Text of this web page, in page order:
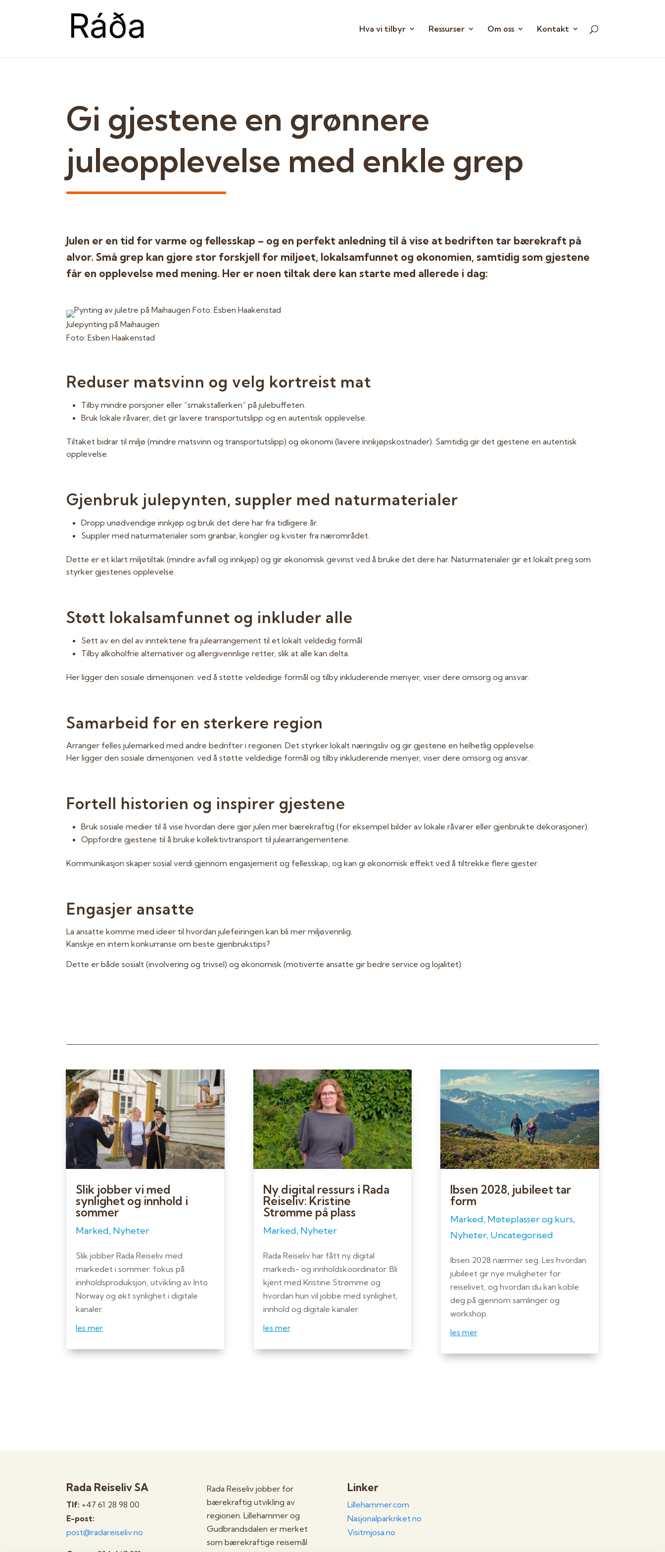
Hva vi tilbyr Ressurser Om oss Kontakt
Gi gjestene en grønnere
juleopplevelse med enkle grep
Julen er en tid for varme og fellesskap – og en perfekt anledning til å vise at bedriften tar bærekraft på
alvor. Små grep kan gjøre stor forskjell for miljøet, lokalsamfunnet og økonomien, samtidig som gjestene
får en opplevelse med mening. Her er noen tiltak dere kan starte med allerede i dag:
Julepynting på Maihaugen
Foto: Esben Haakenstad
Reduser matsvinn og velg kortreist mat
Tilby mindre porsjoner eller “smakstallerken” på julebuffeten.
Bruk lokale råvarer, det gir lavere transportutslipp og en autentisk opplevelse.
Tiltaket bidrar til miljø (mindre matsvinn og transportutslipp) og økonomi (lavere innkjøpskostnader). Samtidig gir det gjestene en autentisk
opplevelse.
Gjenbruk julepynten, suppler med naturmaterialer
Dropp unødvendige innkjøp og bruk det dere har fra tidligere år.
Suppler med naturmaterialer som granbar, kongler og kvister fra nærområdet.
Dette er et klart miljøtiltak (mindre avfall og innkjøp) og gir økonomisk gevinst ved å bruke det dere har. Naturmaterialer gir et lokalt preg som
styrker gjestenes opplevelse.
Støtt lokalsamfunnet og inkluder alle
Sett av en del av inntektene fra julearrangement til et lokalt veldedig formål
Tilby alkoholfrie alternativer og allergivennlige retter, slik at alle kan delta.
Her ligger den sosiale dimensjonen: ved å støtte veldedige formål og tilby inkluderende menyer, viser dere omsorg og ansvar.
Samarbeid for en sterkere region
Arranger felles julemarked med andre bedrifter i regionen. Det styrker lokalt næringsliv og gir gjestene en helhetlig opplevelse.
Her ligger den sosiale dimensjonen: ved å støtte veldedige formål og tilby inkluderende menyer, viser dere omsorg og ansvar.
Fortell historien og inspirer gjestene
Bruk sosiale medier til å vise hvordan dere gjør julen mer bærekraftig (for eksempel bilder av lokale råvarer eller gjenbrukte dekorasjoner).
Oppfordre gjestene til å bruke kollektivtransport til julearrangementene.
Kommunikasjon skaper sosial verdi gjennom engasjement og fellesskap, og kan gi økonomisk effekt ved å tiltrekke flere gjester.
Engasjer ansatte
La ansatte komme med ideer til hvordan julefeiringen kan bli mer miljøvennlig.
Kanskje en intern konkurranse om beste gjenbrukstips?
Dette er både sosialt (involvering og trivsel) og økonomisk (motiverte ansatte gir bedre service og lojalitet).
Slik jobber vi med
synlighet og innhold i
sommer
Marked, Nyheter
Slik jobber Rada Reiseliv med
markedet i sommer: fokus på
innholdsproduksjon, utvikling av Into
Norway og økt synlighet i digitale
kanaler.
les mer
Ny digital ressurs i Rada
Reiseliv: Kristine
Strømme på plass
Marked, Nyheter
Rada Reiseliv har fått ny digital
markeds- og innholdskoordinator. Bli
kjent med Kristine Strømme og
hvordan hun vil jobbe med synlighet,
innhold og digitale kanaler.
les mer
Ibsen 2028, jubileet tar
form
Marked, Møteplasser og kurs,
Nyheter, Uncategorised
Ibsen 2028 nærmer seg. Les hvordan
jubileet gir nye muligheter for
reiselivet, og hvordan du kan koble
deg på gjennom samlinger og
workshop.
les mer
Rada Reiseliv SA
Tlf: +47 61 28 98 00
E-post:
post@radareiseliv.no
Rada Reiseliv jobber for
bærekraftig utvikling av
regionen. Lillehammer og
Gudbrandsdalen er merket
som bærekraftige reisemål
Linker
Lillehammer.com
Nasjonalparkriket.no
Visitmjosa.no